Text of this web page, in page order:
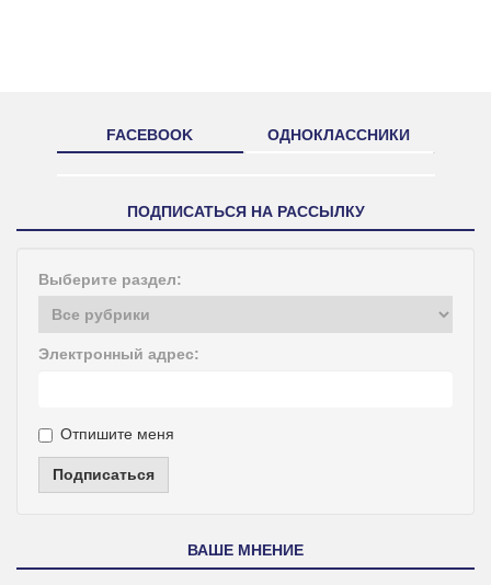
FACEBOOK ОДНОКЛАССНИКИ
ПОДПИСАТЬСЯ НА РАССЫЛКУ
Выберите раздел:
Электронный адрес:
Отпишите меня
Подписаться
ВАШЕ МНЕНИЕ